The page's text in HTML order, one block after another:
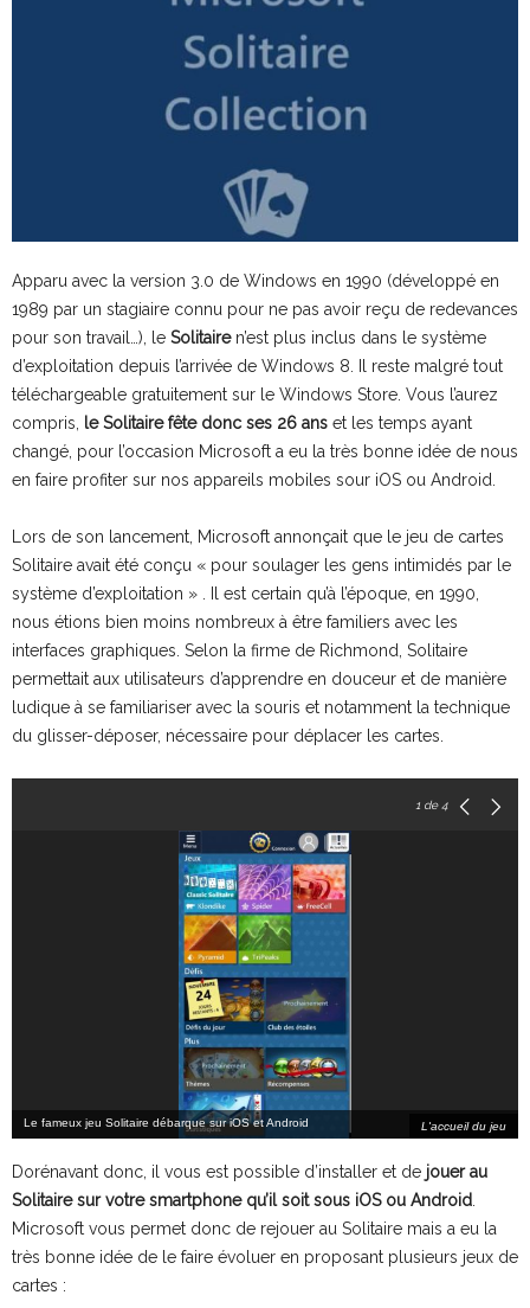
Apparu avec la version 3.0 de Windows en 1990 (développé en
1989 par un stagiaire connu pour ne pas avoir reçu de redevances
pour son travail…), le Solitairen’est plus inclus dans le système
d’exploitation depuis l’arrivée de Windows 8. Il reste malgré tout
téléchargeable gratuitement sur le Windows Store. Vous l’aurez
compris, le Solitaire fête donc ses 26 ans et les temps ayant
changé, pour l’occasion Microsoft a eu la très bonne idée de nous
en faire profiter sur nos appareils mobiles sour iOS ou Android.
Lors de son lancement, Microsoft annonçait que le jeu de cartes
Solitaire avait été conçu « pour soulager les gens intimidés par le
système d’exploitation » . Il est certain qu’à l’époque, en 1990,
nous étions bien moins nombreux à être familiers avec les
interfaces graphiques. Selon la firme de Richmond, Solitaire
permettait aux utilisateurs d’apprendre en douceur et de manière
ludique à se familiariser avec la souris et notamment la technique
du glisser-déposer, nécessaire pour déplacer les cartes.
1 de 4
L'accueil du jeu
Le fameux jeu Solitaire débarque sur iOS et Android
Dorénavant donc, il vous est possible d’installer et de jouer au
Solitaire sur votre smartphone qu’il soit sous iOS ou Android.
Microsoft vous permet donc de rejouer au Solitaire mais a eu la
très bonne idée de le faire évoluer en proposant plusieurs jeux de
cartes :